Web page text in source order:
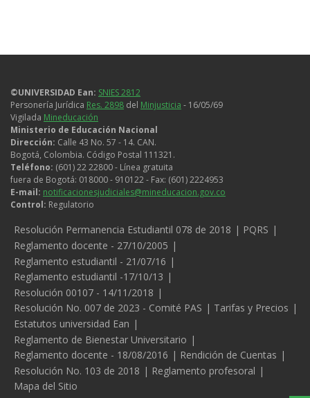
©UNIVERSIDAD Ean: SNIES 2812
Personería Jurídica Res. 2898 del Minjusticia - 16/05/69
Vigilada Mineducación
Ministerio de Educación Nacional
Dirección: Calle 43 No. 57 - 14. CAN.
Bogotá, Colombia. Código Postal 111321.
Teléfono: (601) 22 22800 - Línea gratuita
fuera de Bogotá: 018000 - 910122 - Fax: (601) 2224953
E-mail: notificacionesjudiciales@mineducacion.gov.co
Control: Regulatorio
Legales
Resolución Permanencia Estudiantil 078 de 2018
PQRS
Reglamento docente - 27/10/2005
Reglamento estudiantil - 21/07/16
Reglamento estudiantil -17/10/13
Resolución 00107 - 14/11/2018
Resolución No. 007 de 2023 - Comité PAS
Tarifas y Precios
Estatutos universidad Ean
Reglamento de Bienestar Universitario
Reglamento docente - 18/08/2016
Rendición de Cuentas
Resolución No. 103 de 2018
Reglamento profesoral
Mapa del Sitio